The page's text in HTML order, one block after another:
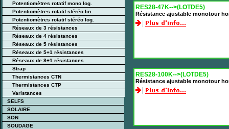
Potentiomètres rotatif mono log.
Potentiomètres rotatif stéréo lin.
Potentiomètres rotatif stéréo log.
Réseaux de 3 résistances
Réseaux de 4 résistances
Réseaux de 5 résistances
Réseaux de 5+1 résistances
Réseaux de 8+1 résistances
Strap
Thermistances CTN
Thermistances CTP
Varistances
SELFS
SOLAIRE
SON
SOUDAGE
RES28-47K-->(LOTDE5)
Résistance ajustable monotour
RES28-100K-->(LOTDE5)
Résistance ajustable monotour